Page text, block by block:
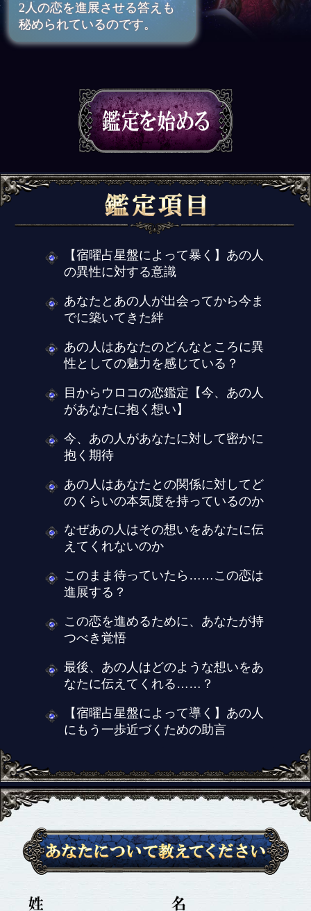
2人の恋を進展させる答えも
秘められているのです。
【宿曜占星盤によって暴く】あの人
の異性に対する意識
あなたとあの人が出会ってから今ま
でに築いてきた絆
あの人はあなたのどんなところに異
性としての魅力を感じている？
目からウロコの恋鑑定【今、あの人
があなたに抱く想い】
今、あの人があなたに対して密かに
抱く期待
あの人はあなたとの関係に対してど
のくらいの本気度を持っているのか
なぜあの人はその想いをあなたに伝
えてくれないのか
このまま待っていたら……この恋は
進展する？
この恋を進めるために、あなたが持
つべき覚悟
最後、あの人はどのような想いをあ
なたに伝えてくれる……？
【宿曜占星盤によって導く】あの人
にもう一歩近づくための助言